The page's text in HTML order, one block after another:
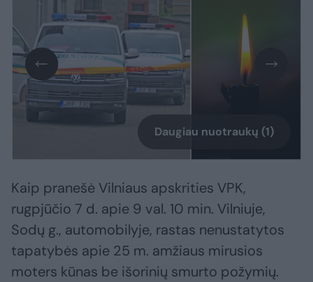
Daugiau nuotraukų (1)
Kaip pranešė Vilniaus apskrities VPK,
rugpjūčio 7 d. apie 9 val. 10 min. Vilniuje,
Sodų g., automobilyje, rastas nenustatytos
tapatybės apie 25 m. amžiaus mirusios
moters kūnas be išorinių smurto požymių.